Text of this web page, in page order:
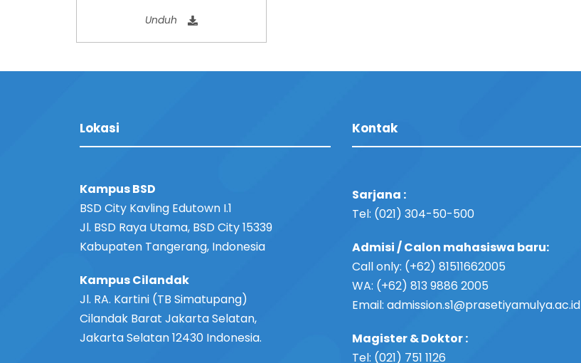
Unduh
Lokasi
Kampus BSD
BSD City Kavling Edutown I.1
Jl. BSD Raya Utama, BSD City 15339
Kabupaten Tangerang, Indonesia
Kampus Cilandak
Jl. RA. Kartini (TB Simatupang)
Cilandak Barat Jakarta Selatan,
Jakarta Selatan 12430 Indonesia.
Kontak
Sarjana :
Tel: (021) 304-50-500
Admisi / Calon mahasiswa baru:
Call only: (+62) 81511662005
WA: (+62) 813 9886 2005
Email:admission.s1@prasetiyamulya.ac.id
Magister & Doktor :
Tel: (021) 751 1126